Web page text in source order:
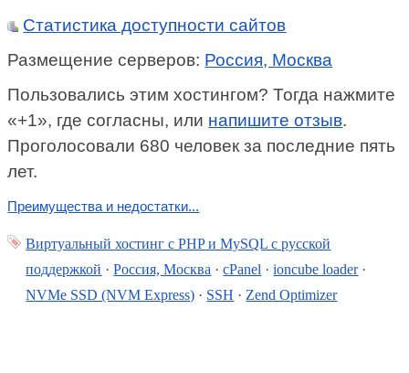
Статистика доступности сайтов
Размещение серверов: Россия, Москва
Пользовались этим хостингом? Тогда нажмите
«+1», где согласны, или напишите отзыв.
Проголосовали 680 человек за последние пять
лет.
Преимущества и недостатки...
Виртуальный хостинг c PHP и MySQL с русской
поддержкой ·Россия, Москва ·cPanel ·ioncube loader·
NVMe SSD (NVM Express) · SSH ·Zend Optimizer